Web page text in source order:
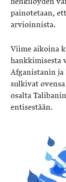
painotetaan,
arvioinnista.
Viime aikoina
hankkimisesta
Afganistanin
sulkivat
osalta
entisestään.